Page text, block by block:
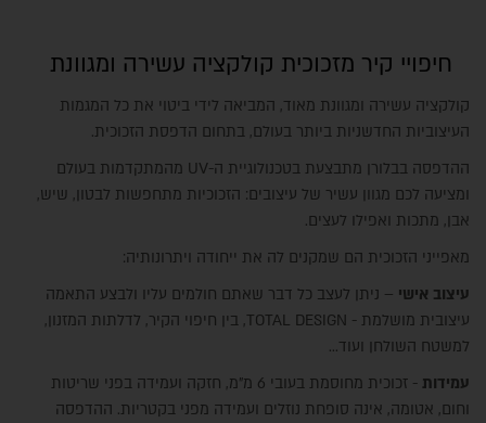
חיפויי קיר מזכוכית קולקציה עשירה ומגוונת
קולקציה עשירה ומגוונת מאוד, המביאה לידי ביטוי את כל המגמות
העיצוביות החדשניות ביותר בעולם, בתחום הדפסת הזכוכית.
ההדפסה בבלורן מתבצעת בטכנולוגיית ה-UV מהמתקדמות בעולם
ומציעה לכם מגוון עשיר של עיצובים: הזכוכיות מתחפשות לבטון, שיש,
אבן, מתכות ואפילו לעצים.
מאפייני הזכוכית הם שמקנים לה את ייחודה ויתרונותיה:
עיצוב אישי – ניתן לעצב כל דבר שאתם חולמים עליו ולבצע התאמה
עיצובית מושלמת - TOTAL DESIGN, בין חיפוי הקיר, לדלתות המזנון,
למשטח השולחן ועוד...
עמידות
- זכוכית מחוסמת בעובי 6 מ"מ, חזקה ועמידה בפני שריטות
וחום, אטומה, אינה סופחת נוזלים ועמידה מפני בקטריות. ההדפסה